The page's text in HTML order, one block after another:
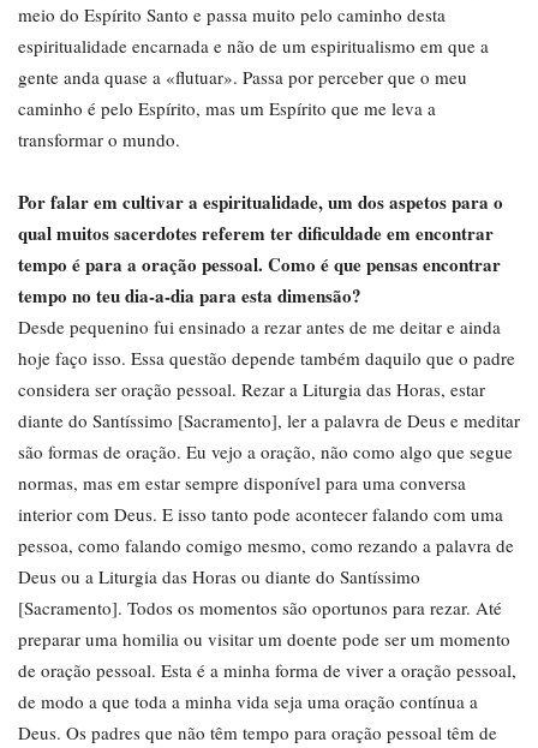
meio do Espírito Santo e passa muito pelo caminho desta
espiritualidade encarnada e não de um espiritualismo em que a
gente anda quase a «flutuar». Passa por perceber que o meu
caminho é pelo Espírito, mas um Espírito que me leva a
transformar o mundo.
Por falar em cultivar a espiritualidade, um dos aspetos para o
qual muitos sacerdotes referem ter dificuldade em encontrar
tempo é para a oração pessoal. Como é que pensas encontrar
tempo no teu dia-a-dia para esta dimensão?
Desde pequenino fui ensinado a rezar antes de me deitar e ainda
hoje faço isso. Essa questão depende também daquilo que o padre
considera ser oração pessoal. Rezar a Liturgia das Horas, estar
diante do Santíssimo [Sacramento], ler a palavra de Deus e meditar
são formas de oração. Eu vejo a oração, não como algo que segue
normas, mas em estar sempre disponível para uma conversa
interior com Deus. E isso tanto pode acontecer falando com uma
pessoa, como falando comigo mesmo, como rezando a palavra de
Deus ou a Liturgia das Horas ou diante do Santíssimo
[Sacramento]. Todos os momentos são oportunos para rezar. Até
preparar uma homilia ou visitar um doente pode ser um momento
de oração pessoal. Esta é a minha forma de viver a oração pessoal,
de modo a que toda a minha vida seja uma oração contínua a
Deus. Os padres que não têm tempo para oração pessoal têm de